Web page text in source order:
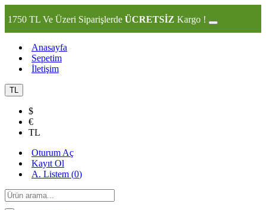
1750 TL Ve Üzeri Siparişlerde ÜCRETSİZ Kargo !
Anasayfa
Sepetim
İletişim
TL
$
€
TL
Oturum Aç
Kayıt Ol
A. Listem (0)